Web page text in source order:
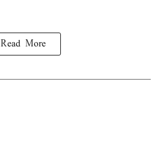
Read More